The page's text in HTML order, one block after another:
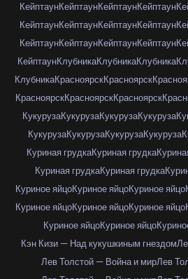
КейптаунКейптаунКейптаунКейптаун
КейптаунКейптаунКейптаунКейптаун
КейптаунКейптаунКейптаунКейптаун
КейптаунКлубникаКлубникаКлубника
КлубникаКрасноярскКрасноярск
КрасноярскКрасноярскКрасноярск
КукурузаКукурузаКукурузаКукуруза
КукурузаКукурузаКукурузаКукуруза
Куриная грудкаКуриная грудка
Куриная грудкаКуриная грудка
Куриное яйцоКуриное яйцоКуриное яйцо
Куриное яйцоКуриное яйцоКуриное яйцо
Куриное яйцоКуриное яйцо
Кэн Кизи — Над кукушкиным гнездом
Лев Толстой — Война и мирЛев